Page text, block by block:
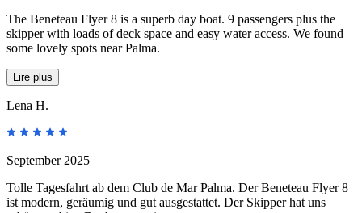
The Beneteau Flyer 8 is a superb day boat. 9 passengers plus the
skipper with loads of deck space and easy water access. We found
some lovely spots near Palma.
Lire plus
Lena H.
September 2025
Tolle Tagesfahrt ab dem Club de Mar Palma. Der Beneteau Flyer 8
ist modern, geräumig und gut ausgestattet. Der Skipper hat uns